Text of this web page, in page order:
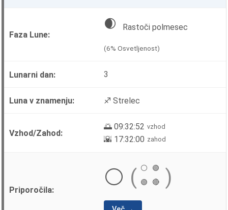
🌒 Rastoči polmesec
(6% Osvetljenost)
3
♐ Strelec
🌅 09:32:52 vzhod
🌇 17:32:00 zahod
⚪ ( ⚪
🟢
🟢
🔴 )